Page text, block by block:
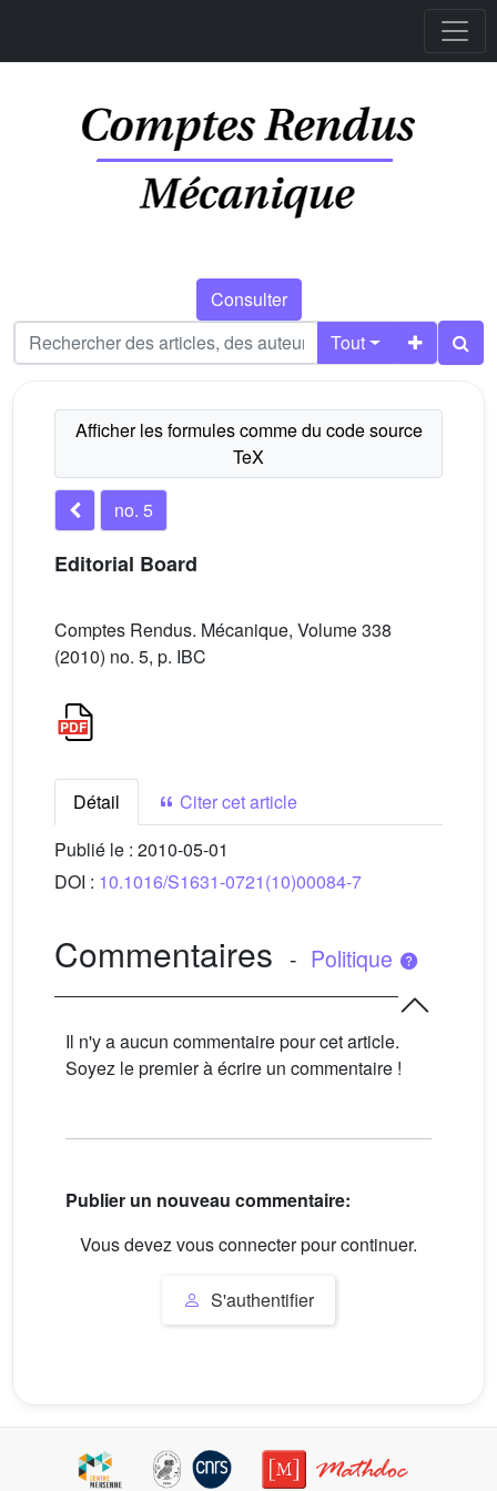
Consulter
Tout
no. 5
Editorial Board
Comptes Rendus. Mécanique, Volume 338
(2010) no. 5, p. IBC
Détail
Citer cet article
Publié le : 2010-05-01
DOI : 10.1016/S1631-0721(10)00084-7
Commentaires - Politique
Il n'y a aucun commentaire pour cet article.
Soyez le premier à écrire un commentaire !
Publier un nouveau commentaire:
Vous devez vous connecter pour continuer.
S'authentifier